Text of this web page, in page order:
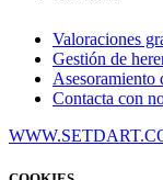
Valoraciones
Gestión de
Asesoramiento
Contacta con